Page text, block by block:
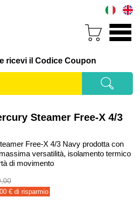
ricevi il Codice Coupon
Steamer Free-X 4/3
Free-X 4/3 Navy prodotta con
versatilità, isolamento termico
di movimento
€ di risparmio